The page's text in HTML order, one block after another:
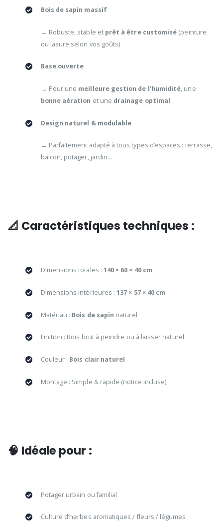
Bois de sapin massif
→ Robuste, stable et prêt à être customisé (peinture
ou lasure selon vos goûts)
Base ouverte
→ Pour une meilleure gestion de l’humidité, une
bonne aération et une drainage optimal
Design naturel & modulable
→ Parfaitement adapté à tous types d’espaces : terrasse,
balcon, potager, jardin…
📐 Caractéristiques techniques :
Dimensions totales : 140 × 60 × 40 cm
Dimensions intérieures :137 × 57 × 40 cm
Matériau : Bois de sapin naturel
Finition : Bois brut à peindre ou à laisser naturel
Couleur : Bois clair naturel
Montage : Simple & rapide (notice incluse)
🧠 Idéale pour :
Potager urbain ou familial
Culture d’herbes aromatiques / fleurs / légumes